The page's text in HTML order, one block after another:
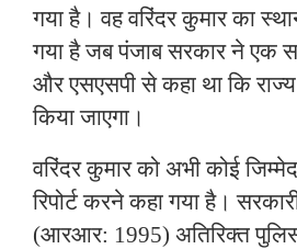
गया है। वह वरिंदर कुमार का
गया है जब पंजाब सरकार ने एक
और एसएसपी से कहा था कि राज्य
किया जाएगा।
वरिंदर कुमार को अभी कोई
रिपोर्ट करने कहा गया है।
(आरआर: 1995) अतिरिक्त